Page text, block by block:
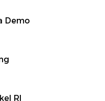
Demo
RI